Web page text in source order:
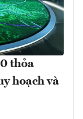
thỏa
hoạch và